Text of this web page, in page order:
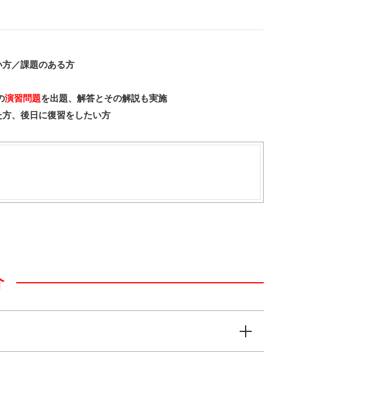
方／課題のある方
演習問題を出題、解答とその解説も実施
、後日に復習をしたい方